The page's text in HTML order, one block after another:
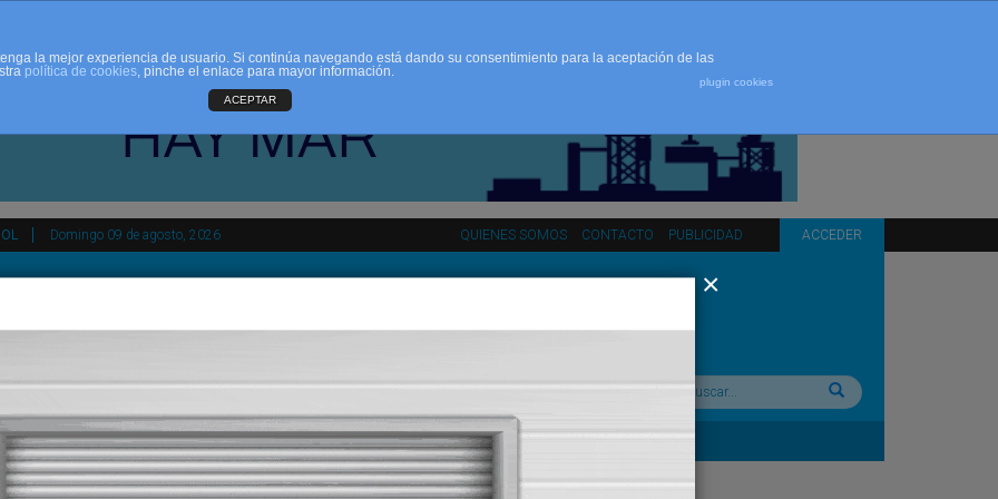
QUIENES SOMOS CONTACTO PUBLICIDAD ACCEDER
Domingo 09 de agosto, 2026
Buscar:
PAÍS VASCO ESPAÑA INTERNACIONAL
la mejor experiencia de usuario. Si continúa navegando está dando su consentimiento para la aceptación de las
política de cookies, pinche el enlace para mayor información.
plugin cookies
ACEPTAR